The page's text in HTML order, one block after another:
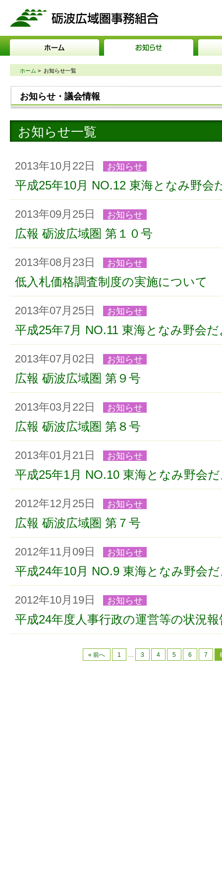
ホーム > お知らせ一覧
お知らせ・議会情報
お知らせ一覧
2013年10月22日 お知らせ
平成25年10月 NO.12 東海となみ野会
2013年09月25日 お知らせ
広報 砺波広域圏 第１０号
2013年08月23日 お知らせ
低入札価格調査制度の実施について
2013年07月25日 お知らせ
平成25年7月 NO.11 東海となみ野会
2013年07月02日 お知らせ
広報 砺波広域圏 第９号
2013年03月22日 お知らせ
広報 砺波広域圏 第８号
2013年01月21日 お知らせ
平成25年1月 NO.10 東海となみ野会
2012年12月25日 お知らせ
広報 砺波広域圏 第７号
2012年11月09日 お知らせ
平成24年10月 NO.9 東海となみ野会
2012年10月19日 お知らせ
平成24年度人事行政の運営等の状況
« 前へ 1 3 4 5 6 7